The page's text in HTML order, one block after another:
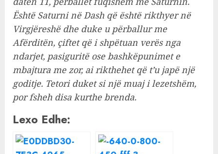
Është Saturni në Dash që është rikthyer në
Virgjëreshë dhe duke u përballur me
Afërditën, çiftet që i shpëtuan verës nga
ndarjet, pasiguritë ose bashkëpunimet e
mbajtura me zor, ai rikthehet që t’u japë një
goditje. Tetori duket si një muaj i lezetshëm,
por fsheh disa kurthe brenda.
Lexo Edhe: